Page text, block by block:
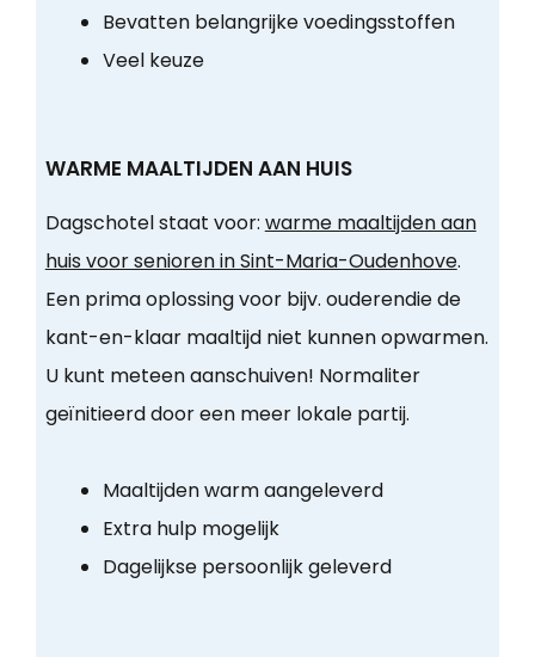
Bevatten belangrijke voedingsstoffen
Veel keuze
WARME MAALTIJDEN AAN HUIS
Dagschotel staat voor: warme maaltijden aan
huis voor senioren in Sint-Maria-Oudenhove.
Een prima oplossing voor bijv. ouderendie de
kant-en-klaar maaltijd niet kunnen opwarmen.
U kunt meteen aanschuiven! Normaliter
geïnitieerd door een meer lokale partij.
Maaltijden warm aangeleverd
Extra hulp mogelijk
Dagelijkse persoonlijk geleverd